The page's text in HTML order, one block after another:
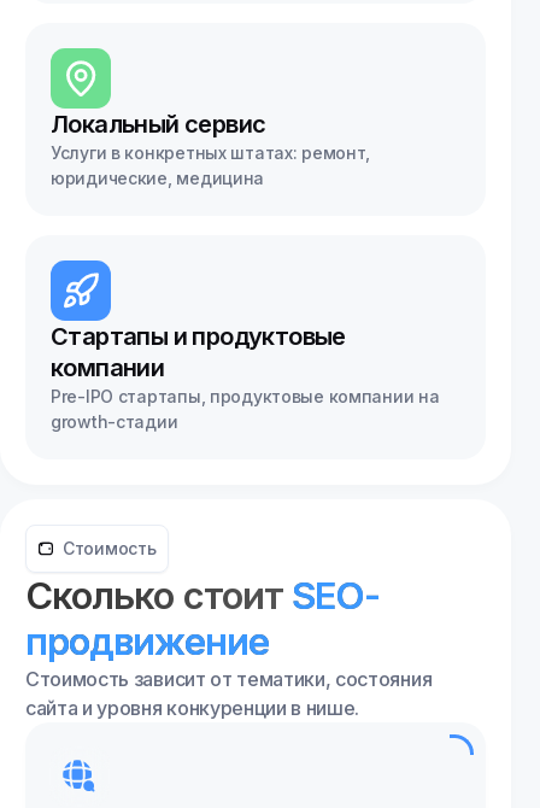
Локальный сервис
Услуги в конкретных штатах: ремонт,
юридические, медицина
Стартапы и продуктовые
компании
Pre-IPO стартапы, продуктовые компании на
growth-стадии
Стоимость
Сколько стоит SEO-
продвижение
Стоимость зависит от тематики, состояния
сайта и уровня конкуренции в нише.